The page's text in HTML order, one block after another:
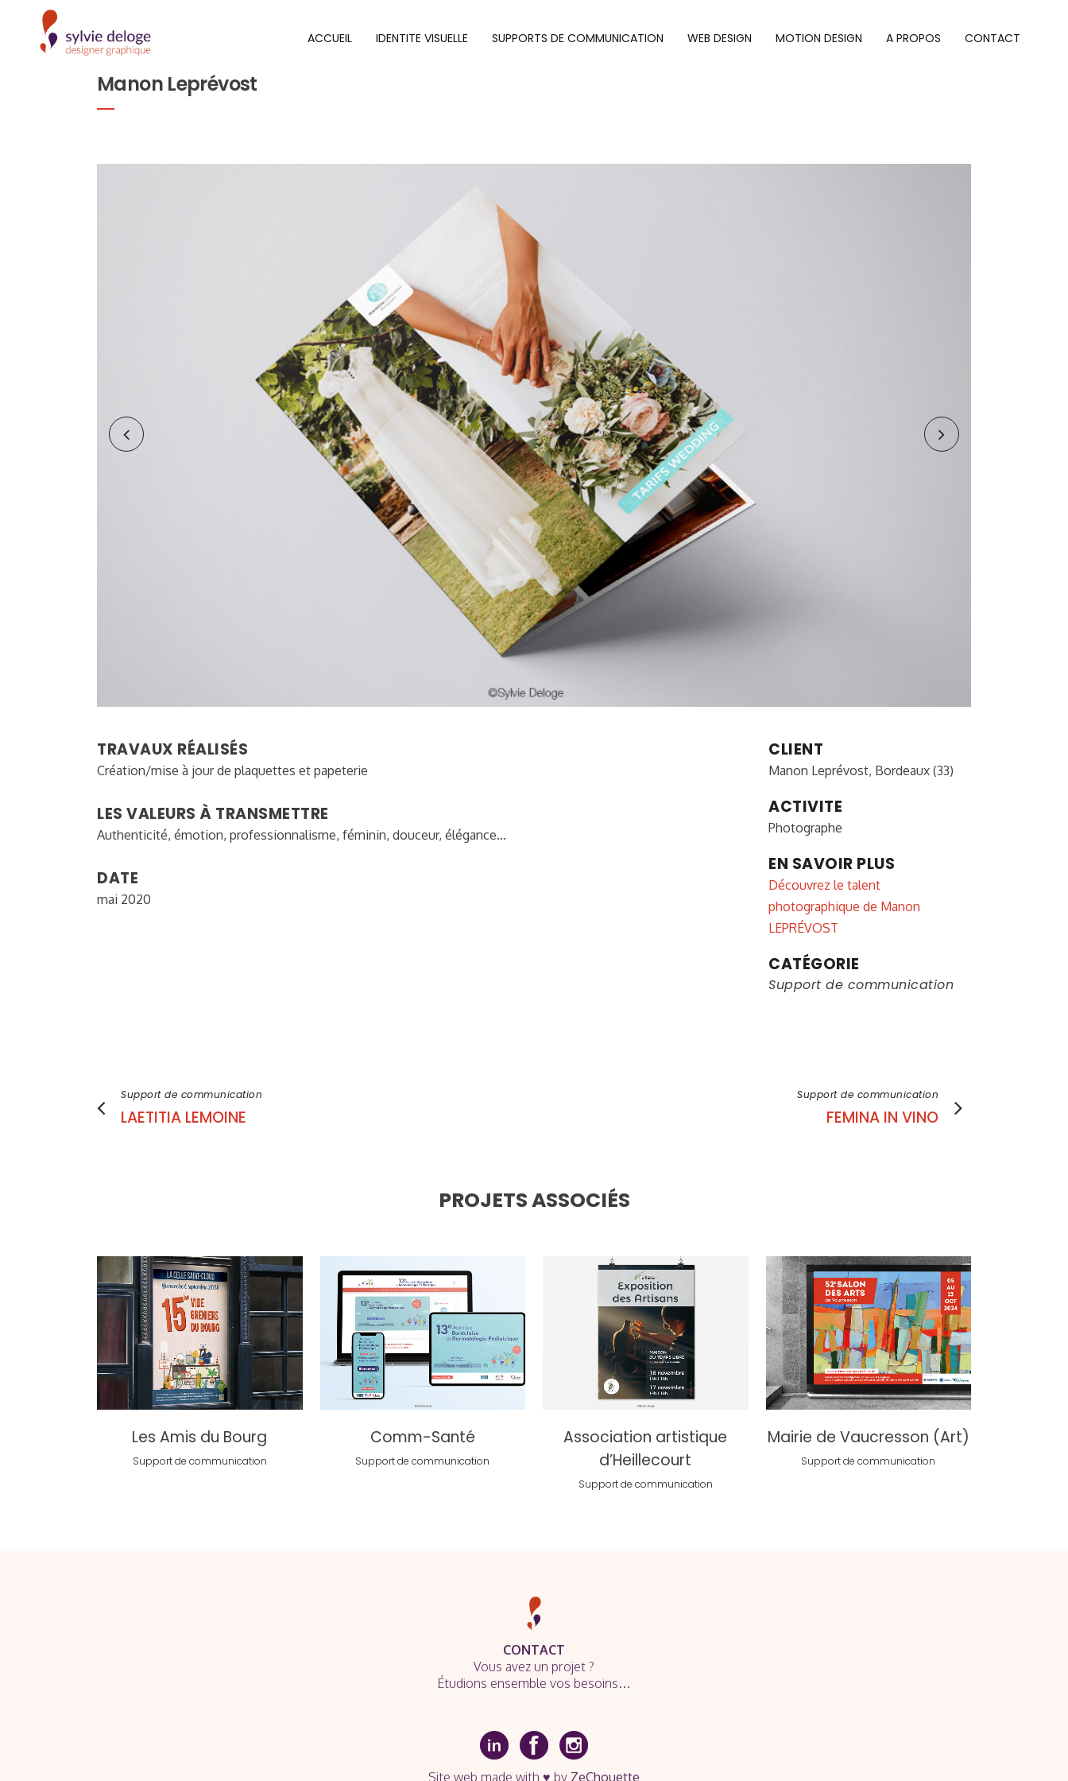
ACCUEIL IDENTITE VISUELLE SUPPORTS DE COMMUNICATION WEB DESIGN MOTION DESIGN A PROPOS CONTACT
Manon Leprévost
TRAVAUX RÉALISÉS
Création/mise à jour de plaquettes et papeterie
LES VALEURS À TRANSMETTRE
Authenticité, émotion, professionnalisme, féminin, douceur, élégance…
DATE
mai 2020
CLIENT
Manon Leprévost, Bordeaux (33)
ACTIVITE
Photographe
EN SAVOIR PLUS
Découvrez le talent
photographique de Manon
LEPRÉVOST
CATÉGORIE
Support de communication
Support de communication
LAETITIA LEMOINE
Support de communication
FEMINA IN VINO
PROJETS ASSOCIÉS
voir
Les Amis du Bourg
Support de communication
voir
Comm-Santé
Support de communication
voir
Association artistique
d’Heillecourt
Support de communication
voir
Mairie de Vaucresson (Art)
Support de communication
CONTACT
Vous avez un projet ?
Étudions ensemble vos besoins…
Site web made with ♥ by ZeChouette